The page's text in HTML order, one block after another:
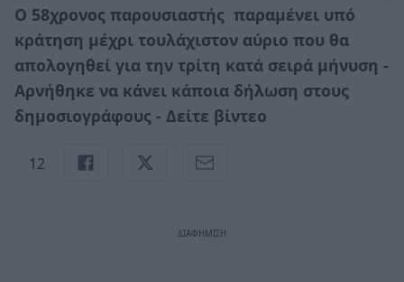
Ο 58χρονος παρουσιαστής παραμένει υπό
κράτηση μέχρι τουλάχιστον αύριο που θα
απολογηθεί για την τρίτη κατά σειρά μήνυση -
Αρνήθηκε να κάνει κάποια δήλωση στους
δημοσιογράφους - Δείτε βίντεο
12